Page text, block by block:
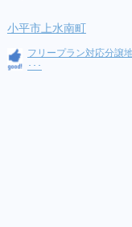
小平市上水南町
フリープラン対応分譲
･･･